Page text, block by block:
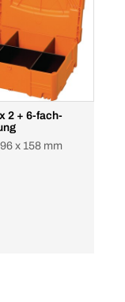
2 + 6-fach-
x 158 mm